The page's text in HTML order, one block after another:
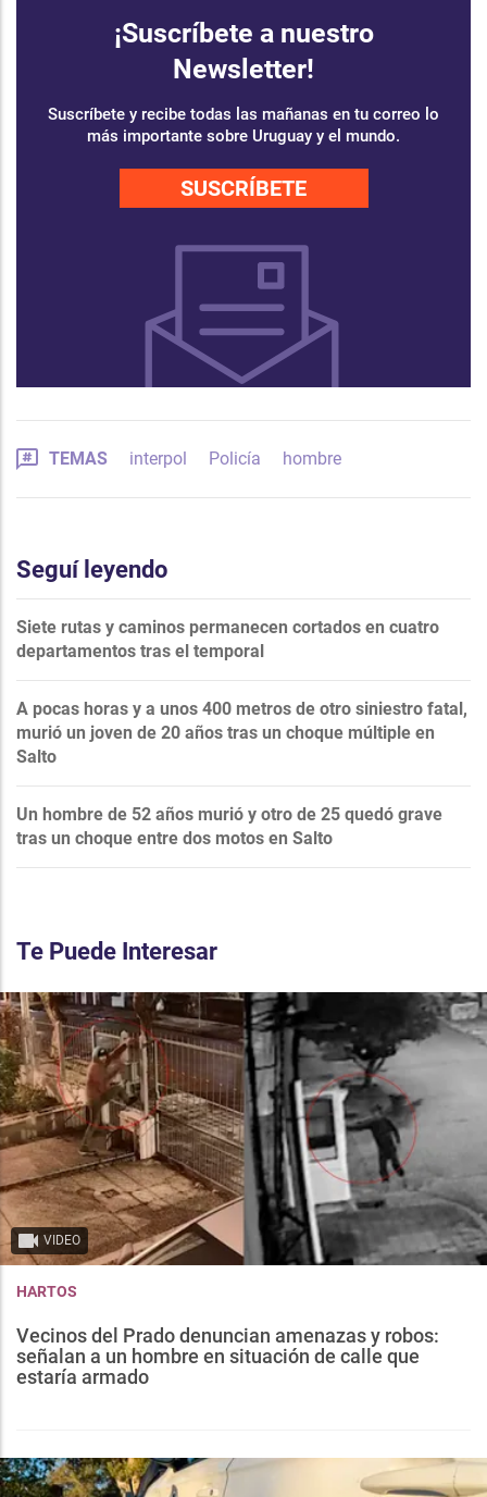
¡Suscríbete a nuestro
Newsletter!
Suscríbete y recibe todas las mañanas en tu correo lo
más importante sobre Uruguay y el mundo.
SUSCRÍBETE
TEMAS interpol Policía hombre
Seguí leyendo
Siete rutas y caminos permanecen cortados en cuatro
departamentos tras el temporal
A pocas horas y a unos 400 metros de otro siniestro fatal,
murió un joven de 20 años tras un choque múltiple en
Salto
Un hombre de 52 años murió y otro de 25 quedó grave
tras un choque entre dos motos en Salto
Te Puede Interesar
VIDEO
HARTOS
Vecinos del Prado denuncian amenazas y robos:
señalan a un hombre en situación de calle que
estaría armado